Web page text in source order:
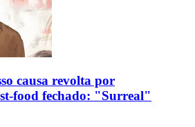
causa revolta por
food fechado: "Surreal"